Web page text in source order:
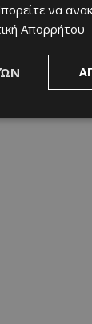
να
Απορρήτου